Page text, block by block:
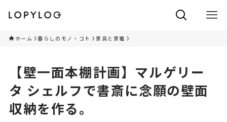
ホーム 暮らしのモノ・コト 家具と家電
【壁一面本棚計画】マルゲリー
タ シェルフで書斎に念願の壁面
収納を作る。